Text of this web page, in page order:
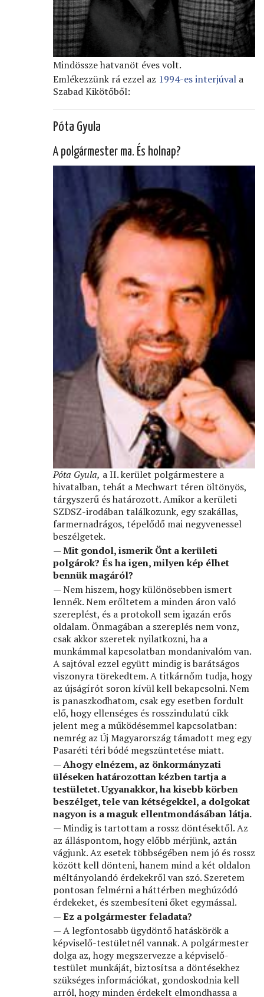
Mindössze hatvanöt éves volt.
Emlékezzünk rá ezzel az 1994-es interjúval a
Szabad Kikötőből:
Póta Gyula
A polgármester ma. És holnap?
Póta Gyula, a II. kerület polgármestere a
hivatalban, tehát a Mechwart téren öltönyös,
tárgyszerű és határozott. Amikor a kerületi
SZDSZ-irodában találkozunk, egy szakállas,
farmernadrágos, tépelődő mai negyvenessel
beszélgetek.
— Mit gondol, ismerik Önt a kerületi
polgárok? És ha igen, milyen kép élhet
bennük magáról?
— Nem hiszem, hogy különösebben ismert
lennék. Nem erőltetem a minden áron való
szereplést, és a protokoll sem igazán erős
oldalam. Önmagában a szereplés nem vonz,
csak akkor szeretek nyilatkozni, ha a
munkámmal kapcsolatban mondanivalóm van.
A sajtóval ezzel együtt mindig is barátságos
viszonyra törekedtem. A titkárnőm tudja, hogy
az újságírót soron kívül kell bekapcsolni. Nem
is panaszkodhatom, csak egy esetben fordult
elő, hogy ellenséges és rosszindulatú cikk
jelent meg a működésemmel kapcsolatban:
nemrég az Új Magyarország támadott meg egy
Pasaréti téri bódé megszüntetése miatt.
— Ahogy elnézem, az önkormányzati
üléseken határozottan kézben tartja a
testületet. Ugyanakkor, ha kisebb körben
beszélget, tele van kétségekkel, a dolgokat
nagyon is a maguk ellentmondásában látja.
— Mindig is tartottam a rossz döntésektől. Az
az álláspontom, hogy előbb mérjünk, aztán
vágjunk. Az esetek többségében nem jó és rossz
között kell dönteni, hanem mind a két oldalon
méltányolandó érdekekről van szó. Szeretem
pontosan felmérni a háttérben meghúzódó
érdekeket, és szembesíteni őket egymással.
— Ez a polgármester feladata?
— A legfontosabb ügydöntő hatáskörök a
képviselő-testületnél vannak. A polgármester
dolga az, hogy megszervezze a képviselő-
testület munkáját, biztosítsa a döntésekhez
szükséges információkat, gondoskodnia kell
arról, hogy minden érdekelt elmondhassa a